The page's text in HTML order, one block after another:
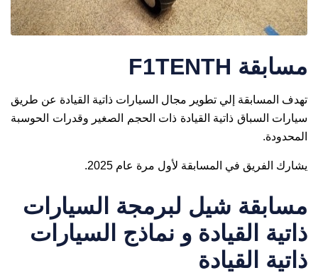
مسابقة F1TENTH
تهدف المسابقة إلي تطوير مجال السيارات ذاتية القيادة عن طريق
سيارات السباق ذاتية القيادة ذات الحجم الصغير وقدرات الحوسبة
المحدودة.
يشارك الفريق في المسابقة لأول مرة عام 2025.
مسابقة شيل لبرمجة السيارات
ذاتية القيادة و نماذج السيارات
ذاتية القيادة